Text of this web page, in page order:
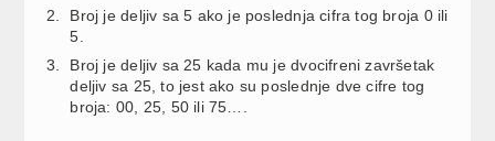
Broj je deljiv sa 5 ako je poslednja cifra tog broja 0 ili
5.
Broj je deljiv sa 25 kada mu je dvocifreni završetak
deljiv sa 25, to jest ako su poslednje dve cifre tog
broja: 00, 25, 50 ili 75….